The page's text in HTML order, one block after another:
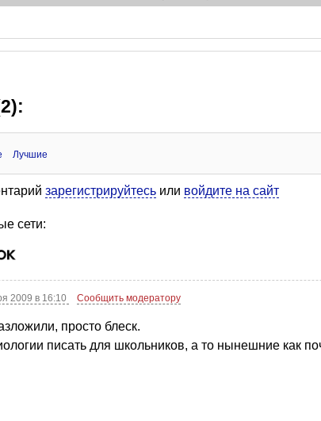
Лучшие
зарегистрируйтесь или войдите на сайт
сети:
2009 в 16:10 Сообщить модератору
просто блеск.
писать для школьников, а то нынешние как